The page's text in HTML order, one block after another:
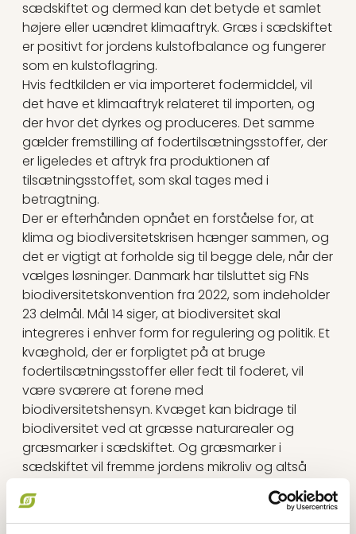
sædskiftet og dermed kan det betyde et samlet
højere eller uændret klimaaftryk. Græs i sædskiftet
er positivt for jordens kulstofbalance og fungerer
som en kulstoflagring.
Hvis fedtkilden er via importeret fodermiddel, vil
det have et klimaaftryk relateret til importen, og
der hvor det dyrkes og produceres. Det samme
gælder fremstilling af fodertilsætningsstoffer, der
er ligeledes et aftryk fra produktionen af
tilsætningsstoffet, som skal tages med i
betragtning.
Der er efterhånden opnået en forståelse for, at
klima og biodiversitetskrisen hænger sammen, og
det er vigtigt at forholde sig til begge dele, når der
vælges løsninger. Danmark har tilsluttet sig FNs
biodiversitetskonvention fra 2022, som indeholder
23 delmål. Mål 14 siger, at biodiversitet skal
integreres i enhver form for regulering og politik. Et
kvæghold, der er forpligtet på at bruge
fodertilsætningsstoffer eller fedt til foderet, vil
være sværere at forene med
biodiversitetshensyn. Kvæget kan bidrage til
biodiversitet ved at græsse naturarealer og
græsmarker i sædskiftet. Og græsmarker i
sædskiftet vil fremme jordens mikroliv og altså
biodiversiteten i jorden, hvilket igen er vigtigt for
jordens kulstoflagrende evne.
Krav om tilsætning af fodertilsætningsstoffer og